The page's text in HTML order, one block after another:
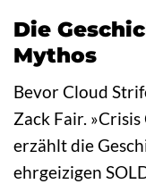
Die
Mythos
Bevor Cloud
Zack Fair.
erzählt die
ehrgeizigen